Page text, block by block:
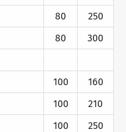
80
250
80 300
100
160
100
210
100
250